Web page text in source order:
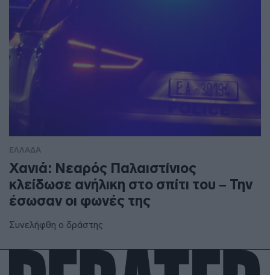
ΕΛΛΑΔΑ
Χανιά: Νεαρός Παλαιστίνιος
κλείδωσε ανήλικη στο σπίτι του – Την
έσωσαν οι φωνές της
Συνελήφθη ο δράστης